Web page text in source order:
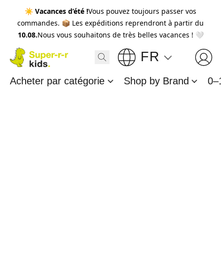
☀️ Vacances d’été !Vous pouvez toujours passer vos
commandes. 📦 Les expéditions reprendront à partir du
10.08.Nous vous souhaitons de très belles vacances ! 🤍
FR
Acheter par catégorie Shop by Brand